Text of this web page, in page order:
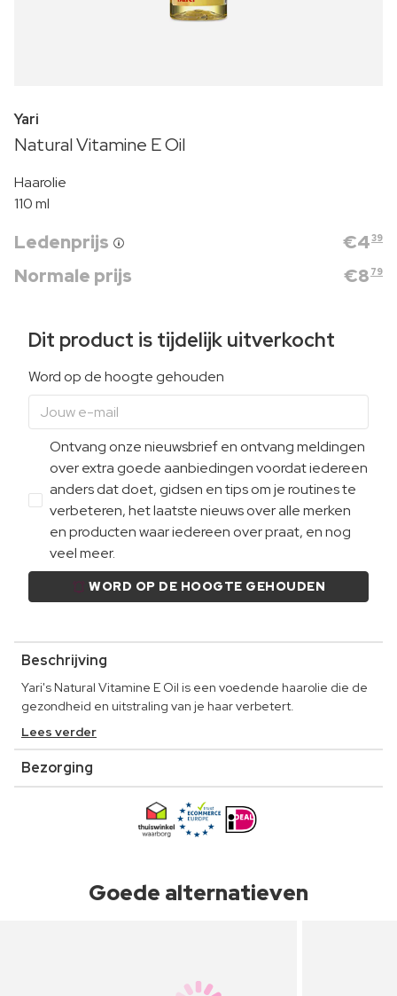
Yari
Natural Vitamine E Oil
Haarolie
110 ml
Ledenprijs €439
Normale prijs €8 79
Dit product is tijdelijk uitverkocht
Word op de hoogte gehouden
Ontvang onze nieuwsbrief en ontvang meldingen
over extra goede aanbiedingen voordat iedereen
anders dat doet, gidsen en tips om je routines te
verbeteren, het laatste nieuws over alle merken
en producten waar iedereen over praat, en nog
veel meer.
WORD OP DE HOOGTE GEHOUDEN
Beschrijving
Yari's Natural Vitamine E Oil is een voedende haarolie die de
gezondheid en uitstraling van je haar verbetert.
Lees verder
Bezorging
Goede alternatieven